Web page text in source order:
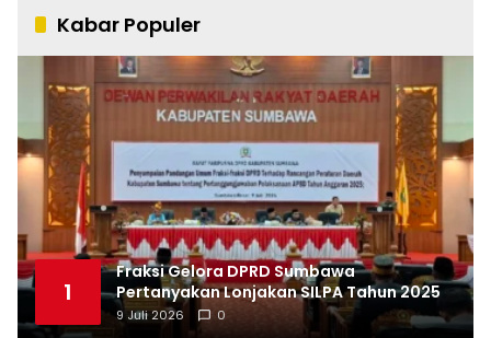
Kabar Populer
1
Fraksi Gelora DPRD Sumbawa
Pertanyakan Lonjakan SILPA Tahun 2025
9 Juli 2026 0